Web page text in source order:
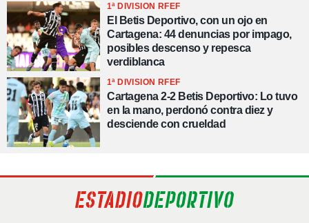
1ª DIVISION RFEF
El Betis Deportivo, con un ojo en
Cartagena: 44 denuncias por impago,
posibles descenso y repesca
verdiblanca
1ª DIVISION RFEF
Cartagena 2-2 Betis Deportivo: Lo tuvo
en la mano, perdonó contra diez y
desciende con crueldad